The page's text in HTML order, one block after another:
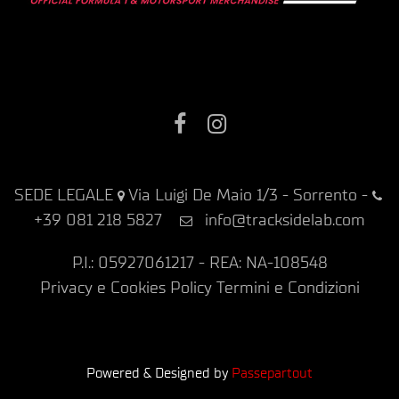
Facebook
SEDE LEGALE Via Luigi De Maio 1/3 - Sorrento -
+39 081 218 5827
info@tracksidelab.com
P.I.: 05927061217 - REA: NA-108548
Privacy e Cookies Policy Termini e Condizioni
Powered & Designed by Passepartout